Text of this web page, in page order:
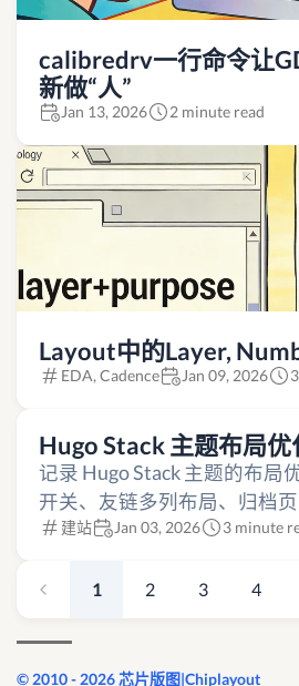
calibredrv一行命令让
新做“人”
Jan 13, 2026 2 minute read
Layout中的Layer,
EDA, Cadence Jan 09, 2026
Hugo Stack 主题布局优
记录 Hugo Stack 主题的布局
开关、友链多列布局、归档
建站 Jan 03, 2026 3 minute
1 2 3 4
© 2010 - 2026 芯片版图|Chiplayout